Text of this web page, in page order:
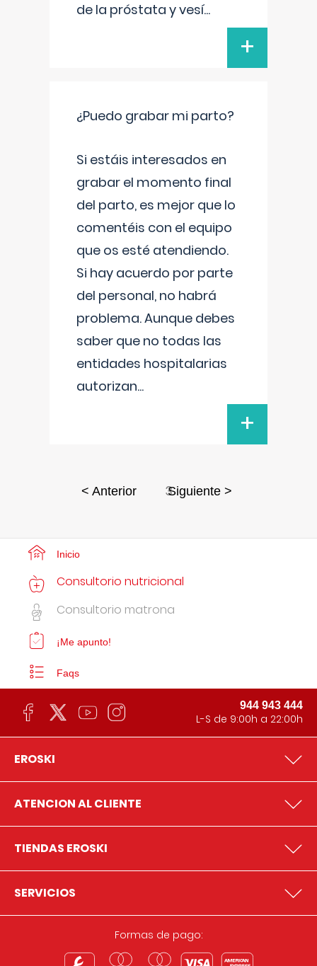
de la próstata y vesí...
+
¿Puedo grabar mi parto?
Si estáis interesados en
grabar el momento final
del parto, es mejor que lo
comentéis con el equipo
que os esté atendiendo.
Si hay acuerdo por parte
del personal, no habrá
problema. Aunque debes
saber que no todas las
entidades hospitalarias
autorizan...
+
< Anterior 3Siguiente >
Inicio
Consultorio nutricional
Consultorio matrona
¡Me apunto!
Faqs
944 943 444
L-S de 9:00h a 22:00h
EROSKI
ATENCION AL CLIENTE
TIENDAS EROSKI
SERVICIOS
Formas de pago: